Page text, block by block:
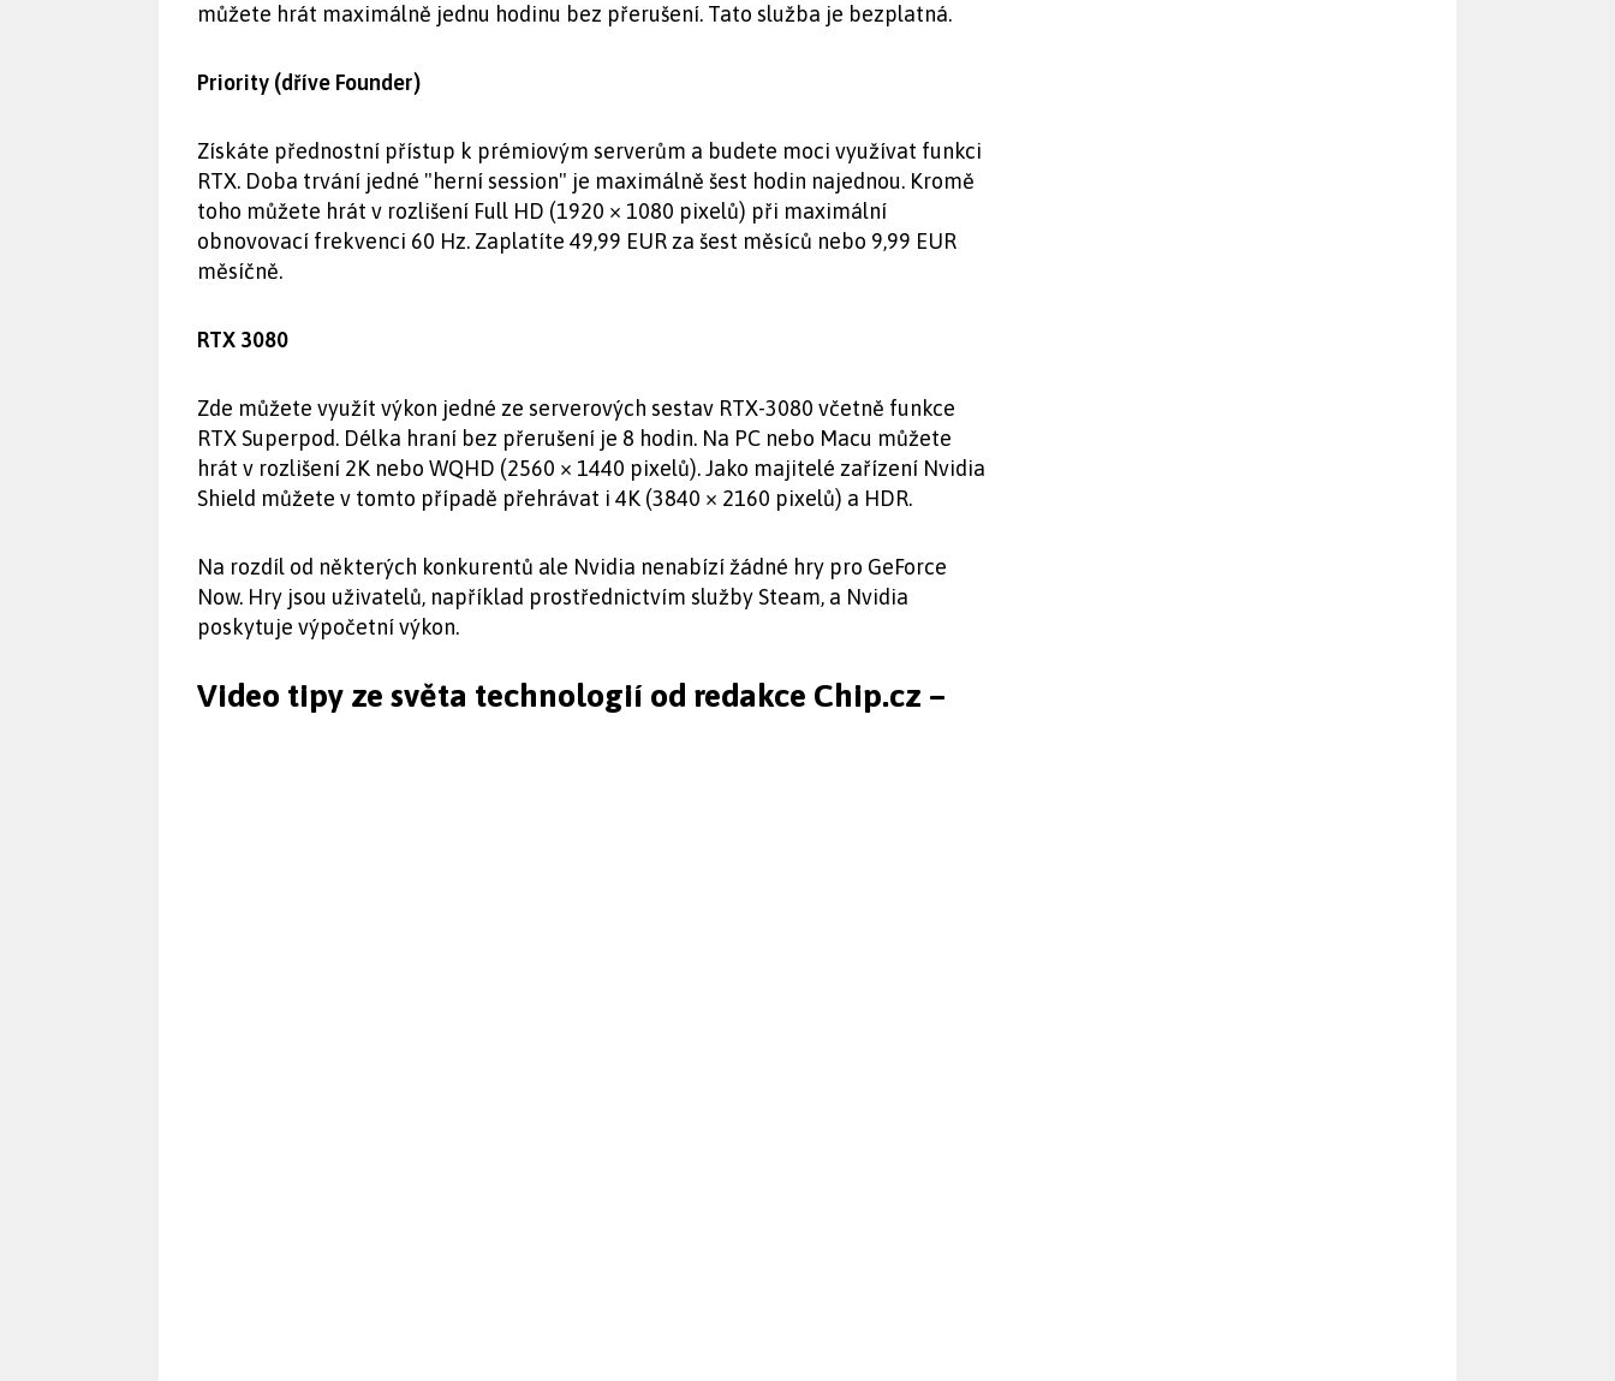
můžete hrát maximálně jednu hodinu bez přerušení. Tato služba je bezplatná.
Priority (dříve Founder)
Získáte přednostní přístup k prémiovým serverům a budete moci využívat funkci
RTX. Doba trvání jedné "herní session" je maximálně šest hodin najednou. Kromě
toho můžete hrát v rozlišení Full HD (1920 × 1080 pixelů) při maximální
obnovovací frekvenci 60 Hz. Zaplatíte 49,99 EUR za šest měsíců nebo 9,99 EUR
měsíčně.
RTX 3080
Zde můžete využít výkon jedné ze serverových sestav RTX-3080 včetně funkce
RTX Superpod. Délka hraní bez přerušení je 8 hodin. Na PC nebo Macu můžete
hrát v rozlišení 2K nebo WQHD (2560 × 1440 pixelů). Jako majitelé zařízení Nvidia
Shield můžete v tomto případě přehrávat i 4K (3840 × 2160 pixelů) a HDR.
Na rozdíl od některých konkurentů ale Nvidia nenabízí žádné hry pro GeForce
Now. Hry jsou uživatelů, například prostřednictvím služby Steam, a Nvidia
poskytuje výpočetní výkon.
Video tipy ze světa technologií od redakce Chip.cz –